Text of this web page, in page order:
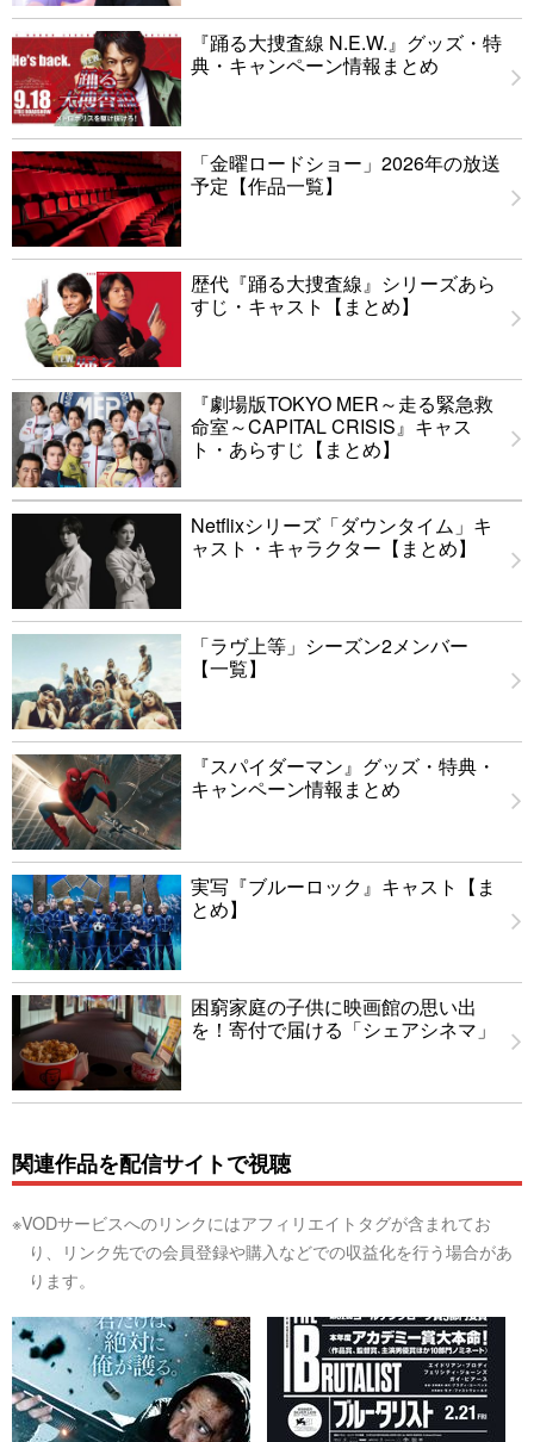
『踊る大捜査線 N.E.W.』グッズ・特
典・キャンペーン情報まとめ
「金曜ロードショー」2026年の放送
予定【作品一覧】
歴代『踊る大捜査線』シリーズあら
すじ・キャスト【まとめ】
『劇場版TOKYO MER～走る緊急救
命室～CAPITAL CRISIS』キャス
ト・あらすじ【まとめ】
Netflixシリーズ「ダウンタイム」キ
ャスト・キャラクター【まとめ】
「ラヴ上等」シーズン2メンバー
【一覧】
『スパイダーマン』グッズ・特典・
キャンペーン情報まとめ
実写『ブルーロック』キャスト【ま
とめ】
困窮家庭の子供に映画館の思い出
を！寄付で届ける「シェアシネマ」
関連作品を配信サイトで視聴
※VODサービスへのリンクにはアフィリエイトタグが含まれてお
り、リンク先での会員登録や購入などでの収益化を行う場合があ
ります。